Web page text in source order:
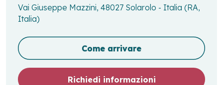
Vai Giuseppe Mazzini, 48027 Solarolo - Italia (RA,
Italia)
Come arrivare
Richiedi informazioni